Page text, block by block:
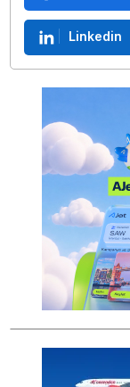
Linkedin